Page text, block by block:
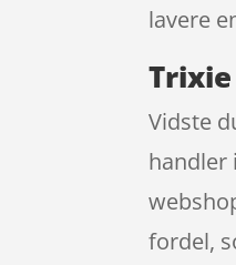
lavere
Vidste
handler
fordel,